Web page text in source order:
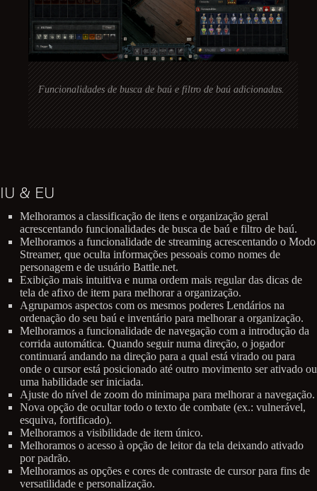
Funcionalidades de busca de baú e filtro de baú adicionadas.
IU & EU
Melhoramos a classificação de itens e organização geral
acrescentando funcionalidades de busca de baú e filtro de baú.
Melhoramos a funcionalidade de streaming acrescentando o Modo
Streamer, que oculta informações pessoais como nomes de
personagem e de usuário Battle.net.
Exibição mais intuitiva e numa ordem mais regular das dicas de
tela de afixo de item para melhorar a organização.
Agrupamos aspectos com os mesmos poderes Lendários na
ordenação do seu baú e inventário para melhorar a organização.
Melhoramos a funcionalidade de navegação com a introdução da
corrida automática. Quando seguir numa direção, o jogador
continuará andando na direção para a qual está virado ou para
onde o cursor está posicionado até outro movimento ser ativado ou
uma habilidade ser iniciada.
Ajuste do nível de zoom do minimapa para melhorar a navegação.
Nova opção de ocultar todo o texto de combate (ex.: vulnerável,
esquiva, fortificado).
Melhoramos a visibilidade de item único.
Melhoramos o acesso à opção de leitor da tela deixando ativado
por padrão.
Melhoramos as opções e cores de contraste de cursor para fins de
versatilidade e personalização.